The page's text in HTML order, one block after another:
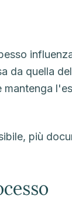
da quella
più